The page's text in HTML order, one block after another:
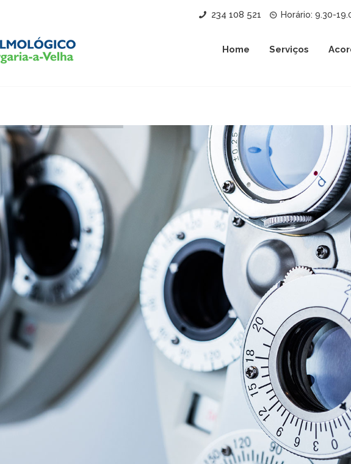
234 108 521 Horário: 9.30-
Home Serviços
em primeiro lugar!
e tratamento da patologia do sistema visual, congregando
clínica diferenciada, promovendo o progresso e a inovação
oftalmologia e prestando um serviço de excelência.